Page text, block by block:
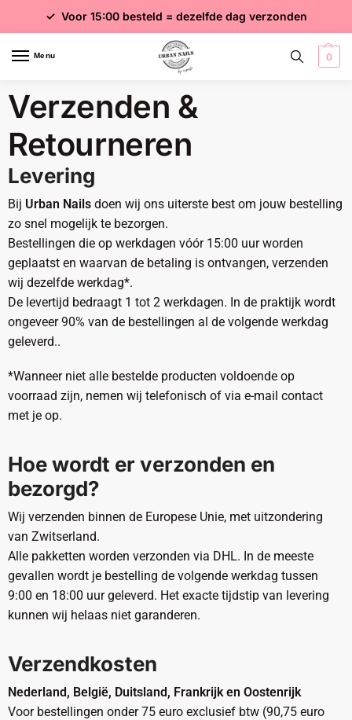
✓ Gratis verzending vanaf €75 excl. btw
✓ Voor 15:00 besteld = dezelfde dag verzonden
✓ Meer dan 4000 producten
Menu 0
Verzenden &
Retourneren
Levering
Bij Urban Nails doen wij ons uiterste best om jouw bestelling
zo snel mogelijk te bezorgen.
Bestellingen die op werkdagen vóór 15:00 uur worden
geplaatst en waarvan de betaling is ontvangen, verzenden
wij dezelfde werkdag*.
De levertijd bedraagt 1 tot 2 werkdagen. In de praktijk wordt
ongeveer 90% van de bestellingen al de volgende werkdag
geleverd..
*Wanneer niet alle bestelde producten voldoende op
voorraad zijn, nemen wij telefonisch of via e-mail contact
met je op.
Hoe wordt er verzonden en
bezorgd?
Wij verzenden binnen de Europese Unie, met uitzondering
van Zwitserland.
Alle pakketten worden verzonden via DHL. In de meeste
gevallen wordt je bestelling de volgende werkdag tussen
9:00 en 18:00 uur geleverd. Het exacte tijdstip van levering
kunnen wij helaas niet garanderen.
Verzendkosten
Nederland, België, Duitsland, Frankrijk en Oostenrijk
Voor bestellingen onder 75 euro exclusief btw (90,75 euro